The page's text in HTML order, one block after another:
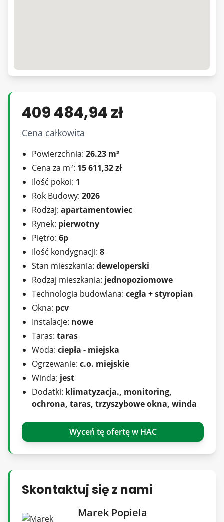
W budynku 8 kondygnacyjnym wiele udogodnień
Eleganckie klatki schodowe. Wykończenia szkłem.
Sale spotkań. Lobby z recepcją. Przestrzeń
coworking. Ogólnodostępny taras na dachu.
Pralnia. 3 windy. Garaż podziemny. Stojaki na
rowery.
Każdy lokal przygotowany do montażu
indywidualnej klimatyzacji.
Inwestycja realizowana w kilku etapach. Pierwsze
lokale do odbioru w IV kwartale 2025.
Ceny netto - możliwość odliczenia podatku VAT
23 %
Zapraszam do kontaktu
Marek Popiela
tel; +48 518 967 677
mail; marek@sadurscy.pl
::DODATKOWE INFORMACJE |
Kategoria oferty: Mieszkania dla rodzin z dziećmi
Parking strzeżony (odległość w metrach) [m]: 100
|
Dozór budynku: Ochrona całodobowa |
Gaz: brak |
Woda: ciepła - miejska |
Dojazd: asfaltowa/kostka |
409 484,94 zł
Cena całkowita
Powierzchnia: 26.23 m²
Cena za m²: 15 611,32 zł
Ilość pokoi: 1
Rok Budowy: 2026
Rodzaj: apartamentowiec
Rynek: pierwotny
Piętro: 6p
Ilość kondygnacji: 8
Stan mieszkania: deweloperski
Rodzaj mieszkania: jednopoziomowe
Technologia budowlana: cegła + styropian
Okna: pcv
Instalacje: nowe
Taras: taras
Woda: ciepła - miejska
Ogrzewanie: c.o. miejskie
Winda: jest
Dodatki: klimatyzacja., monitoring,
ochrona, taras, trzyszybowe okna, winda
Wyceń tę ofertę w HAC
Skontaktuj się z nami
Marek Popiela